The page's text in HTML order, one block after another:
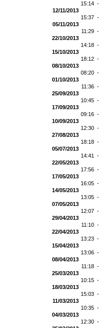
15:14 -
12/11/2013
15:37 -
05/11/2013
11:29 -
22/10/2013
14:18 -
15/10/2013
18:12 -
08/10/2013
08:20 -
01/10/2013
11:36 -
25/09/2013
10:45 -
17/09/2013
09:16 -
10/09/2013
12:30 -
27/08/2013
18:18 -
05/07/2013
14:41 -
22/05/2013
17:56 -
17/05/2013
16:05 -
14/05/2013
13:05 -
07/05/2013
12:07 -
29/04/2013
11:10 -
22/04/2013
13:23 -
15/04/2013
13:06 -
08/04/2013
11:18 -
25/03/2013
10:15 -
18/03/2013
15:03 -
11/03/2013
10:35 -
04/03/2013
12:30 -